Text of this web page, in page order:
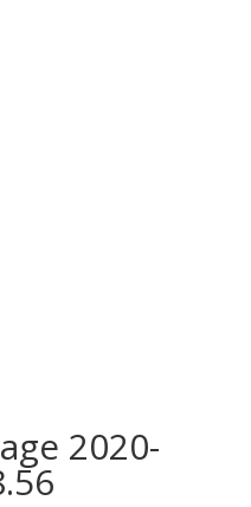
2020-